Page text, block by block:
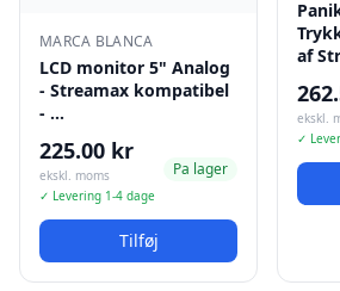
MARCA BLANCA
LCD monitor 5" Analog
- Streamax kompatibel
- …
225.00 kr
ekskl. moms
✓ Levering 1-4 dage
Pa lager
Tilføj
af
ekskl.
✓